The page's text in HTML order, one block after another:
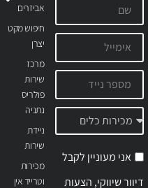
אביזרים
חיפוש מקט
יצרן
מרכז
שירות
פולריס
נתניה
ניידת
שירות
מכירות
וטרייד אין
אני מעוניין לקבל
דיוור שיווקי, הצעות